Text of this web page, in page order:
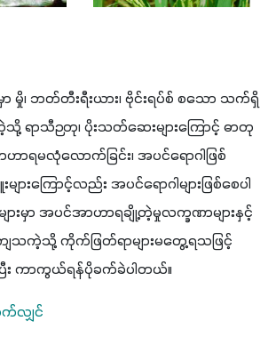
ာ မှို၊ ဘတ်တီးရီးယား၊ ဗိုင်းရပ်စ် စသော သက်ရှိ
သို့ ရာသီဉတု၊ ပိုးသတ်ဆေးများကြောင့် ဓာတု
ာရမလုံလောက်ခြင်း၊ အပင်ရောဂါဖြစ်
ားကြောင့်လည်း အပင်ရောဂါများဖြစ်စေပါ
ားမှာ အပင်အာဟာရချို့တဲ့မှုလက္ခဏာများနှင့်
သကဲ့သို့ ကိုက်ဖြတ်ရာများမတွေ့ရသဖြင့်
း ကာကွယ်ရန်ပိုခက်ခဲပါတယ်။
က်လျှင်